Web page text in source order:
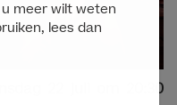
meer wilt weten
lees dan
22 juli om 20:30